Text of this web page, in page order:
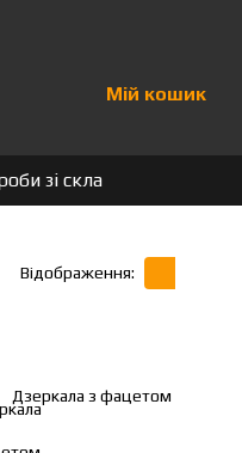
Мій кошик
зі скла
Відображення:
Дзеркала з фацетом